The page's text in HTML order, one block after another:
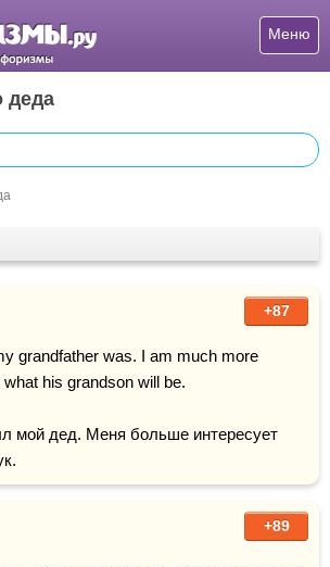
Меню
+87
grandfather was. I am much more
his grandson will be.
мой дед. Меня больше интересует
+89